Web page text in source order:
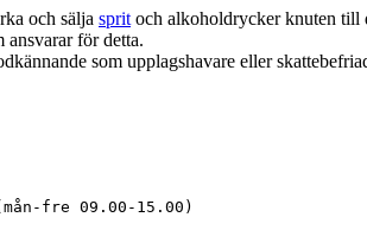
och sälja sprit och alkoholdrycker knuten till
ansvarar för detta.
som upplagshavare eller
fre 09.00-15.00)